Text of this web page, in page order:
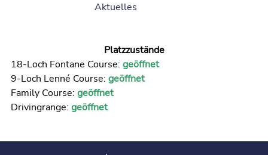
Aktuelles
Platzzustände
18-Loch Fontane Course: geöffnet
9-Loch Lenné Course: geöffnet
Family Course: geöffnet
Drivingrange: geöffnet